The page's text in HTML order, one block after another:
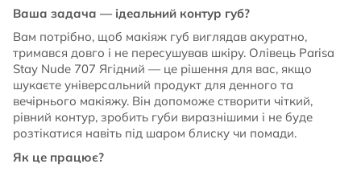
Ваша задача — ідеальний контур губ?
Вам потрібно, щоб макіяж губ виглядав акуратно,
тримався довго і не пересушував шкіру. Олівець Parisa
Stay Nude 707 Ягідний — це рішення для вас, якщо
шукаєте універсальний продукт для денного та
вечірнього макіяжу. Він допоможе створити чіткий,
рівний контур, зробить губи виразнішими і не буде
розтікатися навіть під шаром блиску чи помади.
Як це працює?